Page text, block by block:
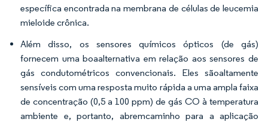
específica encontrada na membrana de células de leucemia
mieloide crônica.
Além disso, os sensores químicos ópticos (de gás)
fornecem uma boaalternativa em relação aos sensores de
gás condutométricos convencionais. Eles sãoaltamente
sensíveis com uma resposta muito rápida a uma ampla faixa
de concentração (0,5 a 100 ppm) de gás CO à temperatura
ambiente e, portanto, abremcaminho para a aplicação